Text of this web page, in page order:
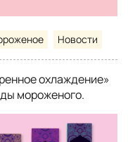
Новости
охлаждение»
мороженого.